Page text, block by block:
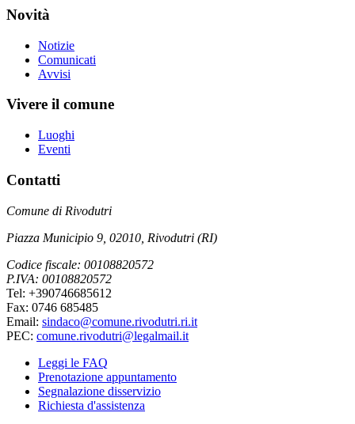
Novità
Notizie
Comunicati
Avvisi
Vivere il comune
Luoghi
Eventi
Contatti
Comune di Rivodutri
Piazza Municipio 9, 02010, Rivodutri (RI)
Codice fiscale: 00108820572
P.IVA: 00108820572
Tel: +390746685612
Fax: 0746 685485
Email: sindaco@comune.rivodutri.ri.it
PEC: comune.rivodutri@legalmail.it
Leggi le FAQ
Prenotazione appuntamento
Segnalazione disservizio
Richiesta d'assistenza